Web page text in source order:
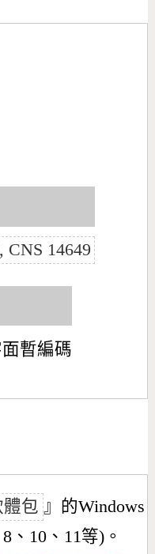
14649
面暫編碼
包 』的Windows
、10、11等)。